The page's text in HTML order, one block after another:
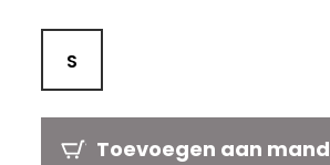
S
Toevoegen aan mand